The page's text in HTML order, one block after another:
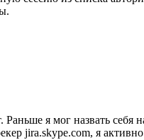
Раньше я мог назвать себя
jira.skype.com, я